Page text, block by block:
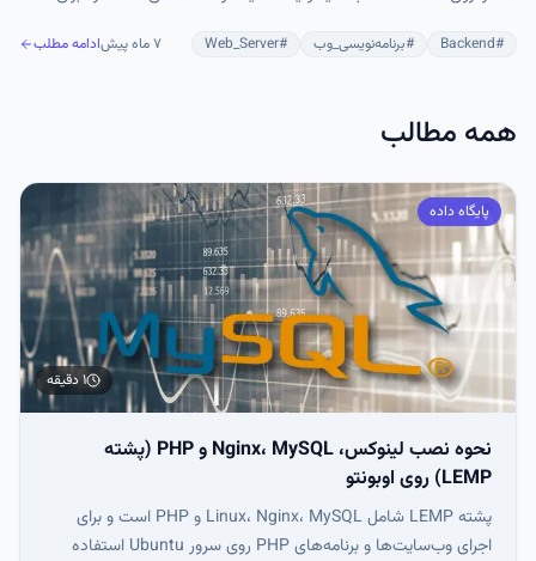
#
Backend
#برنامه‌نویسی_وب #
Web_Server ۷ ماه پیش ادامه مطلب
همه مطالب
پایگاه داده
۱ دقیقه
نحوه نصب لینوکس، Nginx، MySQL و PHP (پشته
LEMP) روی اوبونتو
پشته LEMP شامل Linux، Nginx، MySQL و PHP است و برای
اجرای وب‌سایت‌ها و برنامه‌های PHP روی سرور Ubuntu استفاده